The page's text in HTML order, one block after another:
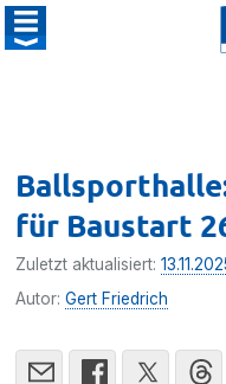
für Baustart
Zuletzt aktualisiert:
Autor:Gert Friedrich